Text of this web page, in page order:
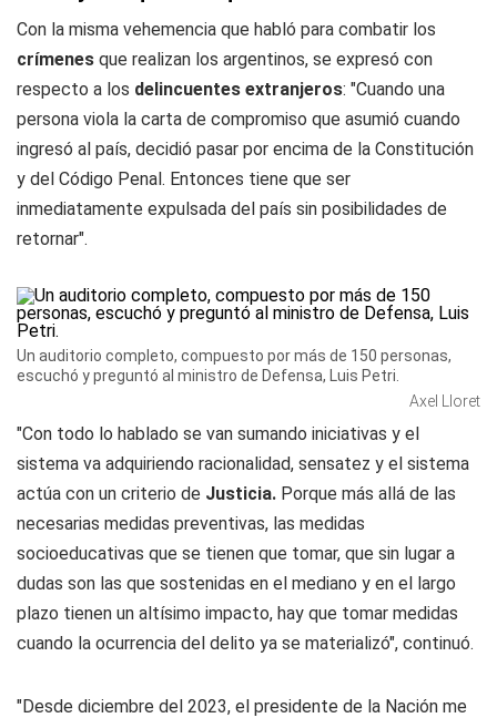
Con la misma vehemencia que habló para combatir los
crímenes que realizan los argentinos, se expresó con
respecto a los delincuentes extranjeros: "Cuando una
persona viola la carta de compromiso que asumió cuando
ingresó al país, decidió pasar por encima de la Constitución
y del Código Penal. Entonces tiene que ser
inmediatamente expulsada del país sin posibilidades de
retornar".
Un auditorio completo, compuesto por más de 150 personas,
escuchó y preguntó al ministro de Defensa, Luis Petri.
Axel Lloret
"Con todo lo hablado se van sumando iniciativas y el
sistema va adquiriendo racionalidad, sensatez y el sistema
actúa con un criterio de Justicia. Porque más allá de las
necesarias medidas preventivas, las medidas
socioeducativas que se tienen que tomar, que sin lugar a
dudas son las que sostenidas en el mediano y en el largo
plazo tienen un altísimo impacto, hay que tomar medidas
cuando la ocurrencia del delito ya se materializó", continuó.
"Desde diciembre del 2023, el presidente de la Nación me